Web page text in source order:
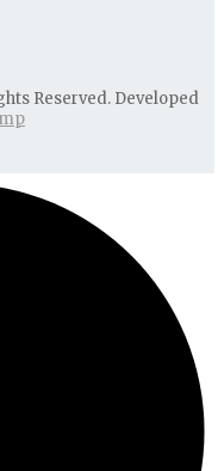
Reserved. Developed